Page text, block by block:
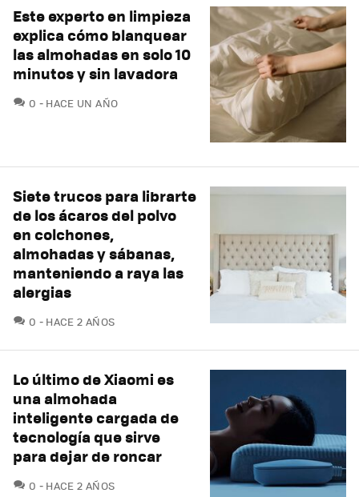
Este experto en limpieza
explica cómo blanquear
las almohadas en solo 10
minutos y sin lavadora
0 COMENTARIOS
HACE UN AÑO
Siete trucos para librarte
de los ácaros del polvo
en colchones,
almohadas y sábanas,
manteniendo a raya las
alergias
0 COMENTARIOS
HACE 2 AÑOS
Lo último de Xiaomi es
una almohada
inteligente cargada de
tecnología que sirve
para dejar de roncar
0 COMENTARIOS
HACE 2 AÑOS